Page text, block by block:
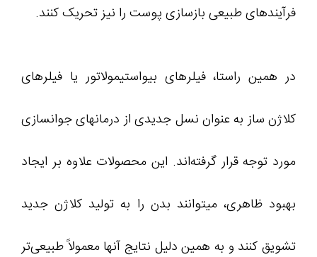
فرآیندهای طبیعی بازسازی پوست را نیز تحریک کنند.
در همین راستا، فیلرهای بیواستیمولاتور یا فیلرهای
کلاژن ساز به عنوان نسل جدیدی از درمانهای جوانسازی
مورد توجه قرار گرفته‌اند. این محصولات علاوه بر ایجاد
بهبود ظاهری، میتوانند بدن را به تولید کلاژن جدید
تشویق کنند و به همین دلیل نتایج آنها معمولاً طبیعی‌تر